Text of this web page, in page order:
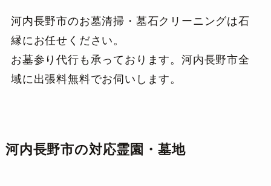
河内長野市のお墓清掃・墓石クリーニングは石
縁にお任せください。
お墓参り代行も承っております。河内長野市全
域に出張料無料でお伺いします。
河内長野市の対応霊園・墓地